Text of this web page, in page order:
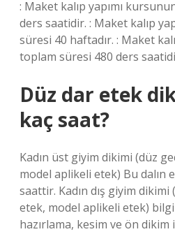
: Maket kalıp yapımı
ders saatidir. : Maket kalıp
süresi 40 haftadır. : Maket
toplam süresi 480 ders
Düz dar etek
kaç saat?
Kadın üst giyim dikimi (düz
model aplikeli etek) Bu dalın
saattir. Kadın dış giyim
etek, model aplikeli etek) bilgi
hazırlama, kesim ve ön dikim